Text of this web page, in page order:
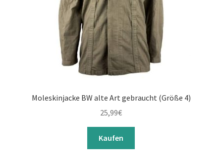
Moleskinjacke BW alte Art gebraucht (Größe 4)
25,99€
Kaufen